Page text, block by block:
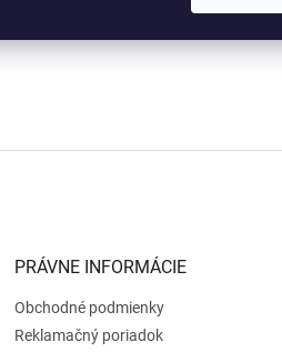
PRÁVNE INFORMÁCIE
Obchodné podmienky
Reklamačný poriadok